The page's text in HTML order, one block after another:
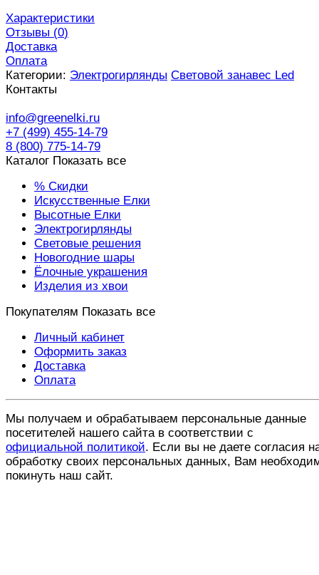
Характеристики
Отзывы (0)
Доставка
Оплата
Категории: Электрогирлянды Световой занавес Led
Контакты
info@greenelki.ru
+7 (499) 455-14-79
8 (800) 775-14-79
Каталог Показать все
% Скидки
Искусственные Елки
Высотные Елки
Электрогирлянды
Световые решения
Новогодние шары
Ёлочные украшения
Изделия из хвои
Покупателям Показать все
Личный кабинет
Оформить заказ
Доставка
Оплата
Мы получаем и обрабатываем персональные данные
посетителей нашего сайта в соответствии с
официальной политикой. Если вы не даете согласия
обработку своих персональных данных, Вам
покинуть наш сайт.